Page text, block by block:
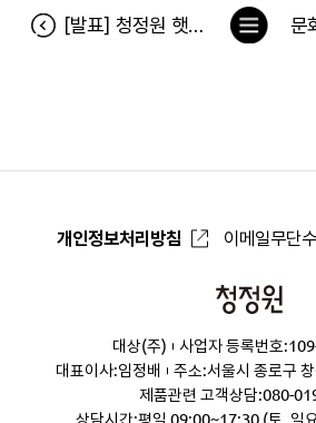
[발표] 청정원 햇살담은 간장 신제품 런칭 기념 구매 이벤트 당첨자
목
개인정보처리방침 이메일무단
청
원
대상(주)
사업자 등록번호
대표이사:임정배
주소:서울시 종로구
제품관련 고객상담:080-